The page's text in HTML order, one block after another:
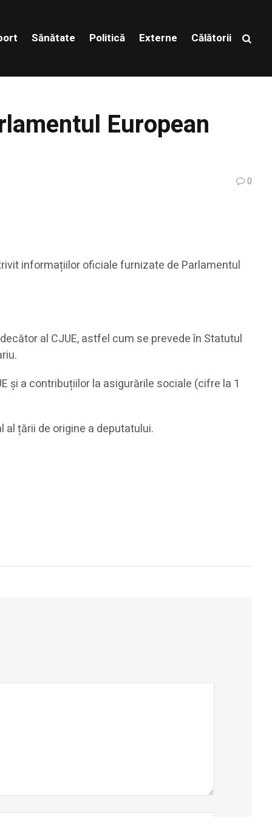
Sănătate Politică Externe Călătorii
European
0
informațiilor oficiale furnizate de Parlamentul
al CJUE, astfel cum se prevede în Statutul
și a contribuțiilor la asigurările sociale (cifre la 1
țării de origine a deputatului.